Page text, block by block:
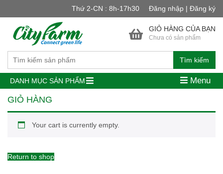
Thứ 2-CN : 8h-17h30 Đăng nhập | Đăng ký
Tìm kiếm
GIỎ HÀNG CỦA BẠN
Chưa có sản phẩm
DANH MỤC SẢN PHẨM Menu
GIỎ HÀNG
Your cart is currently empty.
Return to shop